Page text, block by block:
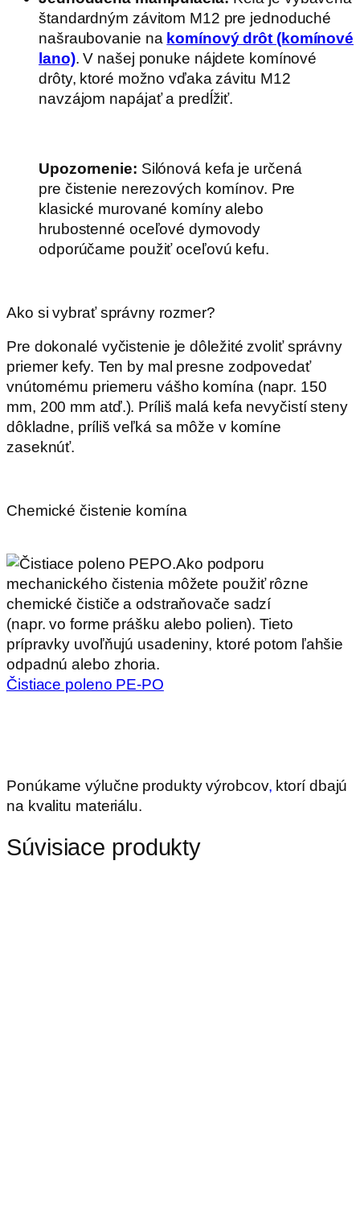
štandardným závitom M12 pre jednoduché
našraubovanie na komínový drôt (komínové
lano). V našej ponuke nájdete komínové
drôty, ktoré možno vďaka závitu M12
navzájom napájať a predĺžiť.
Upozornenie: Silónová kefa je určená
pre čistenie nerezových komínov. Pre
klasické murované komíny alebo
hrubostenné oceľové dymovody
odporúčame použiť oceľovú kefu.
Ako si vybrať správny rozmer?
Pre dokonalé vyčistenie je dôležité zvoliť správny
priemer kefy. Ten by mal presne zodpovedať
vnútornému priemeru vášho komína (napr. 150
mm, 200 mm atď.). Príliš malá kefa nevyčistí steny
dôkladne, príliš veľká sa môže v komíne
zaseknúť.
Chemické čistenie komína
Ako podporu
mechanického čistenia môžete použiť rôzne
chemické čističe a odstraňovače sadzí
(napr. vo forme prášku alebo polien). Tieto
prípravky uvoľňujú usadeniny, ktoré potom ľahšie
odpadnú alebo zhoria.
Čistiace poleno PE-PO
Ponúkame výlučne produkty výrobcov, ktorí dbajú
na kvalitu materiálu.
Súvisiace produkty